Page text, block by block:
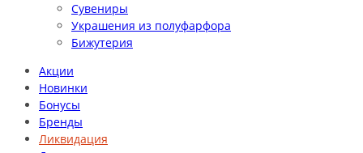
Сувениры
Украшения из полуфарфора
Бижутерия
Акции
Новинки
Бонусы
Бренды
Ликвидация